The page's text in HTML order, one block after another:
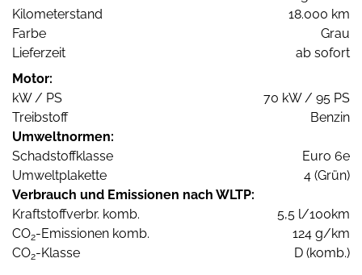
Kilometerstand
18.000 km
Farbe
Grau
Lieferzeit
ab sofort
Motor:
kW / PS
70 kW / 95 PS
Treibstoff
Benzin
Umweltnormen:
Schadstoffklasse
Euro 6e
Umweltplakette
4 (Grün)
Verbrauch und Emissionen nach WLTP:
Kraftstoffverbr. komb.
5,5 l/100km
CO2-Emissionen komb.
124 g/km
CO2-Klasse D (komb.)